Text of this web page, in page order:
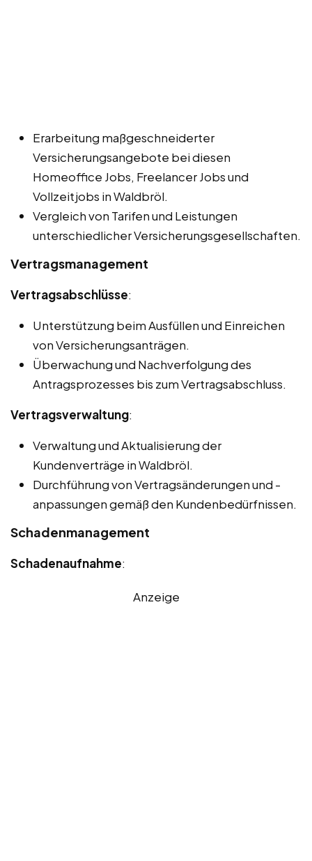
Erarbeitung maßgeschneiderter
Versicherungsangebote bei diesen
Homeoffice Jobs, Freelancer Jobs und
Vollzeitjobs in Waldbröl.
Vergleich von Tarifen und Leistungen
unterschiedlicher Versicherungsgesellschaften.
Vertragsmanagement
Vertragsabschlüsse:
Unterstützung beim Ausfüllen und Einreichen
von Versicherungsanträgen.
Überwachung und Nachverfolgung des
Antragsprozesses bis zum Vertragsabschluss.
Vertragsverwaltung:
Verwaltung und Aktualisierung der
Kundenverträge in Waldbröl.
Durchführung von Vertragsänderungen und -
anpassungen gemäß den Kundenbedürfnissen.
Schadenmanagement
Schadenaufnahme:
Anzeige